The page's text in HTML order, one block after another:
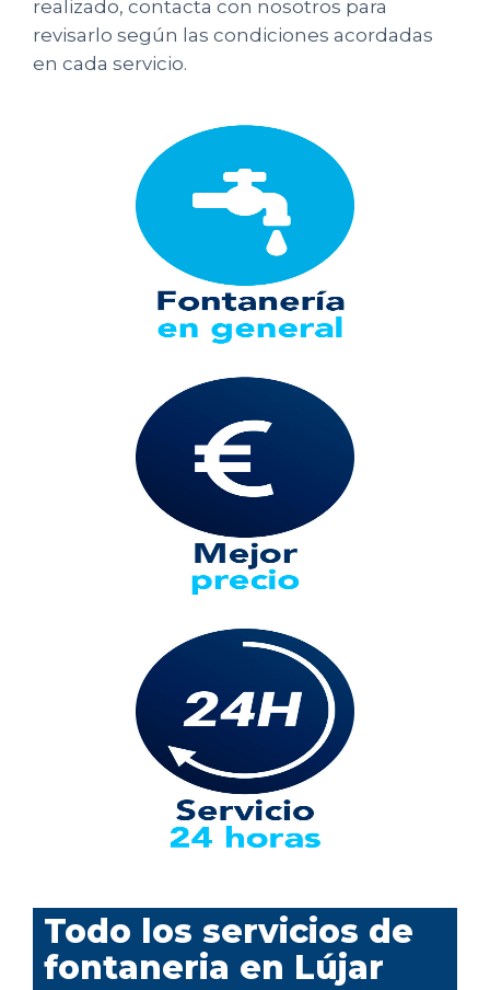
realizado, contacta con nosotros para
revisarlo según las condiciones acordadas
en cada servicio.
Todo los servicios de
fontaneria en Lújar